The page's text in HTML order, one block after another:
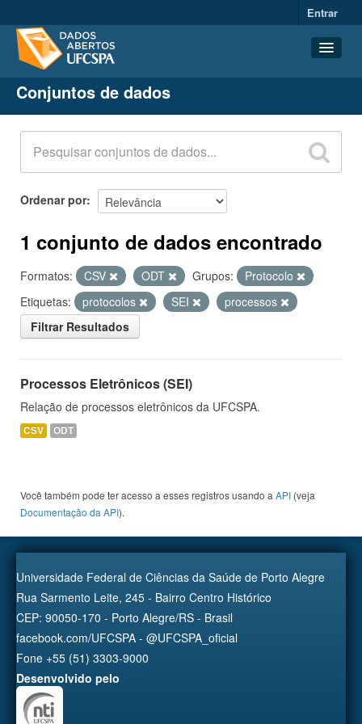
Entrar
Conjuntos de dados
Organizações
Grupos
Sobre
Conjuntos de dados
Ordenar por
1 conjunto de dados encontrado
Formatos: CSV ODT Grupos:
Protocolo
Etiquetas:
protocolos SEI
processos
Filtrar Resultados
Processos Eletrônicos (SEI)
Relação de processos eletrônicos da UFCSPA.
CSV ODT
Você também pode ter acesso a esses registros usando a API (veja
Documentação da API).
Universidade Federal de Ciências da Saúde de Porto Alegre
Rua Sarmento Leite, 245 - Bairro Centro Histórico
CEP: 90050-170 - Porto Alegre/RS - Brasil
facebook.com/UFCSPA - @UFCSPA_oficial
Fone +55 (51) 3303-9000
Desenvolvido pelo